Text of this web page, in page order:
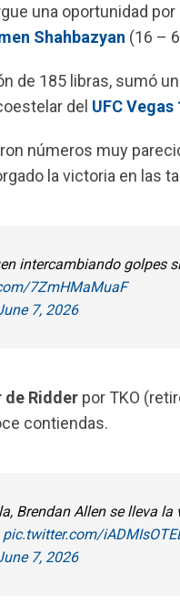
una oportunidad por
Shahbazyan (16 –
de 185 libras, sumó
del UFC Vegas
números muy
la victoria en las
intercambiando golpes
7ZmHMaMuaF
7, 2026
de Ridder por TKO
contiendas.
Brendan Allen se lleva
pic.twitter.com/
7, 2026